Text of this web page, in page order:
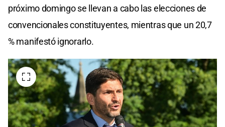
próximo domingo se llevan a cabo las elecciones de
convencionales constituyentes, mientras que un 20,7
% manifestó ignorarlo.